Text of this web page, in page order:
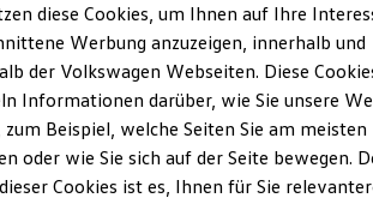
Tutorials
der ID. Modelle
im Winter
( Impressum & Rechtliches)
der Economy Service
kann ihn nutzen?
diese Cookies, um Ihnen auf Ihre
Werbung anzuzeigen, innerhalb und
der Volkswagen Webseiten. Diese
Informationen darüber, wie Sie unsere
zum Beispiel, welche Seiten Sie am meisten
oder wie Sie sich auf der Seite bewegen.
Cookies ist es, Ihnen für Sie